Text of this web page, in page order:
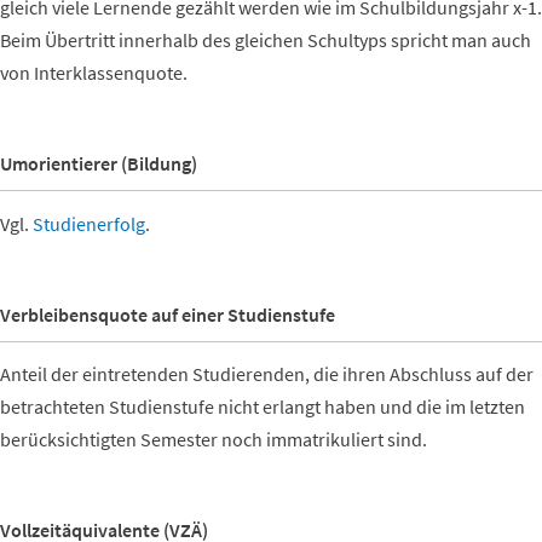
gleich viele Lernende gezählt werden wie im Schulbildungsjahr x-1.
Beim Übertritt innerhalb des gleichen Schultyps spricht man auch
von Interklassenquote.
Umorientierer (Bildung)
Vgl. Studienerfolg.
Verbleibensquote auf einer Studienstufe
Anteil der eintretenden Studierenden, die ihren Abschluss auf der
betrachteten Studienstufe nicht erlangt haben und die im letzten
berücksichtigten Semester noch immatrikuliert sind.
Vollzeitäquivalente (VZÄ)